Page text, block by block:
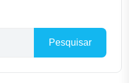
Pesquisar